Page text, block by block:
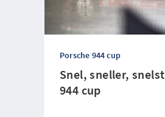
Porsche 944 cup
Snel, sneller,
944 cup